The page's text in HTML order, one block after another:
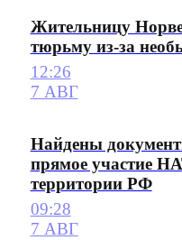
Жительницу
тюрьму из-за
12:26
7 АВГ
Найдены
прямое участие
территории РФ
09:28
7 АВГ